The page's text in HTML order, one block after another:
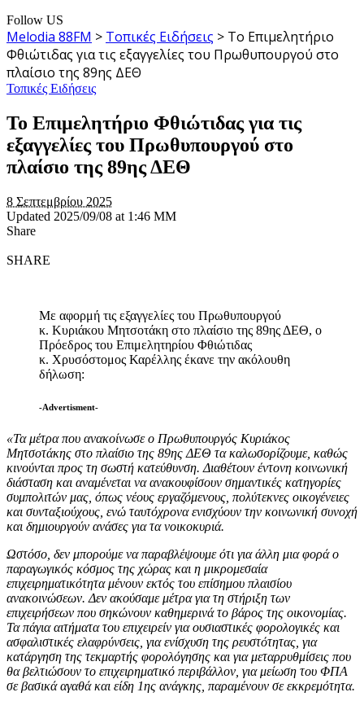
Follow US
Melodia 88FM > Τοπικές Ειδήσεις > Το Επιμελητήριο
Φθιώτιδας για τις εξαγγελίες του Πρωθυπουργού στο
πλαίσιο της 89ης ΔΕΘ
Τοπικές Ειδήσεις
Το Επιμελητήριο Φθιώτιδας για τις
εξαγγελίες του Πρωθυπουργού στο
πλαίσιο της 89ης ΔΕΘ
8 Σεπτεμβρίου 2025
Updated 2025/09/08 at 1:46 ΜΜ
Share
SHARE
Με αφορμή τις εξαγγελίες του Πρωθυπουργού
κ. Κυριάκου Μητσοτάκη στο πλαίσιο της 89ης ΔΕΘ, ο
Πρόεδρος του Επιμελητηρίου Φθιώτιδας
κ. Χρυσόστομος Καρέλλης έκανε την ακόλουθη
δήλωση:
-Advertisment-
«Τα μέτρα που ανακοίνωσε ο Πρωθυπουργός Κυριάκος
Μητσοτάκης στο πλαίσιο της 89ης ΔΕΘ τα καλωσορίζουμε, καθώς
κινούνται προς τη σωστή κατεύθυνση. Διαθέτουν έντονη κοινωνική
διάσταση και αναμένεται να ανακουφίσουν σημαντικές κατηγορίες
συμπολιτών μας, όπως νέους εργαζόμενους, πολύτεκνες οικογένειες
και συνταξιούχους, ενώ ταυτόχρονα ενισχύουν την κοινωνική συνοχή
και δημιουργούν ανάσες για τα νοικοκυριά.
Ωστόσο, δεν μπορούμε να παραβλέψουμε ότι για άλλη μια φορά ο
παραγωγικός κόσμος της χώρας και η μικρομεσαία
επιχειρηματικότητα μένουν εκτός του επίσημου πλαισίου
ανακοινώσεων. Δεν ακούσαμε μέτρα για τη στήριξη των
επιχειρήσεων που σηκώνουν καθημερινά το βάρος της οικονομίας.
Τα πάγια αιτήματα του επιχειρείν για ουσιαστικές φορολογικές και
ασφαλιστικές ελαφρύνσεις, για ενίσχυση της ρευστότητας, για
κατάργηση της τεκμαρτής φορολόγησης και για μεταρρυθμίσεις που
θα βελτιώσουν το επιχειρηματικό περιβάλλον, για μείωση του ΦΠΑ
σε βασικά αγαθά και είδη 1ης ανάγκης, παραμένουν σε εκκρεμότητα.